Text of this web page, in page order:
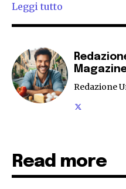
Leggi tutto
Redazione
Read more